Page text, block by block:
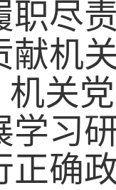
职尽
献机
机关
学习
正确